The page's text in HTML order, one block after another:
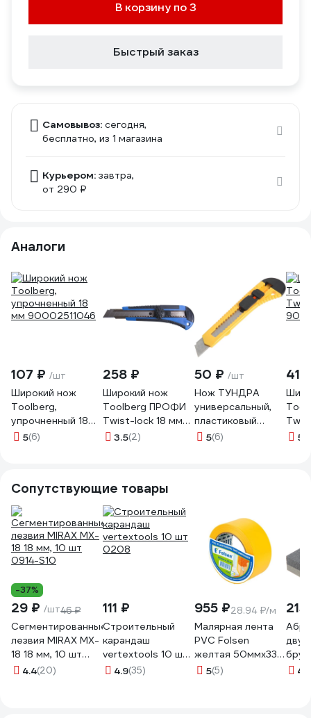
В корзину по 3
Быстрый заказ
Самовывоз: сегодня,
бесплатно, из 1 магазина
Курьером: завтра,
от 290 ₽
Аналоги
107 ₽ /шт
Широкий нож
Toolberg,
упрочненный 18
мм 90002511046
5(6)
258 ₽
Широкий нож
Toolberg ПРОФИ
Twist-lock 18 мм
90002684687
3.5(2)
50 ₽ /шт
Нож ТУНДРА
универсальный,
пластиковый
корпус, 18 мм
5(6)
411
5
Сопутствующие товары
-37%
29 ₽ /шт46 ₽
Сегментированные
лезвия MIRAX MX-
18 18 мм, 10 шт
0914-S10
4.4(20)
111 ₽
Строительный
карандаш
vertextools 10 шт
0208
4.9(35)
955 ₽28.94 ₽/м
Малярная лента
PVC Folsen
желтая 50ммx33м
0243350
5(5) 4.4